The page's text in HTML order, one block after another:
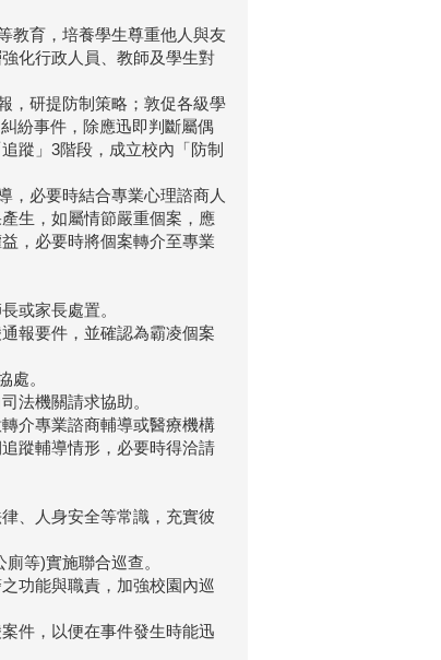
教育，培養學生尊重他人與友
化行政人員、教師及學生對
，研提防制策略；敦促各級學
紛事件，除應迅即判斷屬偶
蹤」3階段，成立校內「防制
，必要時結合專業心理諮商人
生，如屬情節嚴重個案，應
，必要時將個案轉介至專業
或家長處置。
報要件，並確認為霸凌個案
處。
法機關請求協助。
介專業諮商輔導或醫療機構
蹤輔導情形，必要時得洽請
、人身安全等常識，充實彼
等)實施聯合巡查。
功能與職責，加強校園內巡
件，以便在事件發生時能迅